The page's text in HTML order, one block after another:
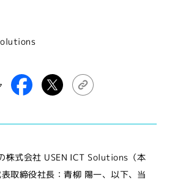
株式会社 USEN ICT Solutions（本
取締役社長：青柳 陽一、以下、当